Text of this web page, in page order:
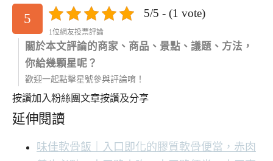
5 5/5 - (1 vote)
1位網友投票評論
關於本文評論的商家、商品、景點、議題、方法，
你給幾顆星呢？
歡迎一起點擊星號參與評論唷！
按讚加入粉絲團文章按讚及分享
延伸閱讀
味佳軟骨飯｜入口即化的膠質軟骨便當，赤肉